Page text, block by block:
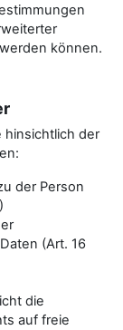
können.
hinsichtlich der
der Person
(Art. 16
die
auf freie